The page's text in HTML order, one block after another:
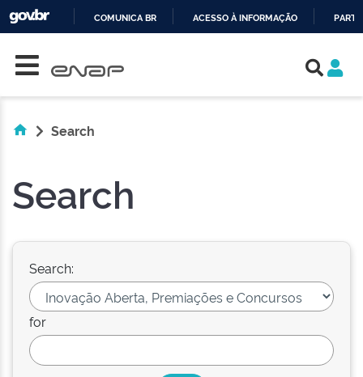
COMUNICA BR ACESSO À INFORMAÇÃO
Search
Search
Search:
for